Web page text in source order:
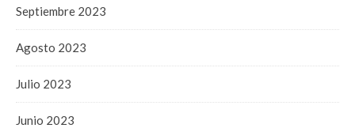
Septiembre 2023
Agosto 2023
Julio 2023
Junio 2023